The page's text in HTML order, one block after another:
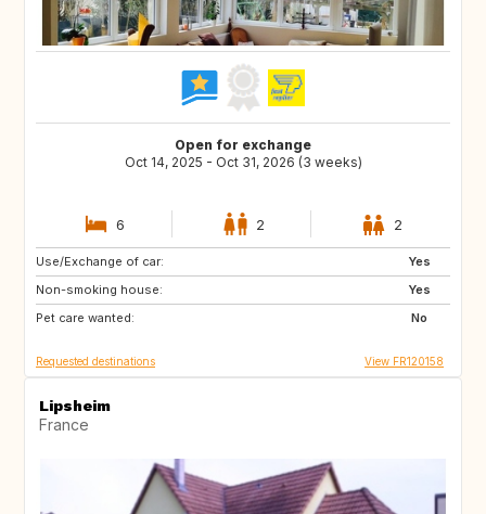
Open for exchange
Oct 14, 2025 - Oct 31, 2026 (3 weeks)
6 2 2
Use/Exchange of car:
Yes
Non-smoking house:
Yes
Pet care wanted:
No
AT
FI
IS
Requested destinations View FR120158
Lipsheim
France